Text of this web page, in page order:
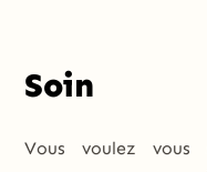
Soin
Vous voulez